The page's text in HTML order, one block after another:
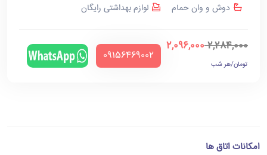
دوش و وان حمام
لوازم بهداشتی رایگان
2,284,000
2,096,000
تومان/هر شب
‪09156469002‬
امکانات اتاق ها